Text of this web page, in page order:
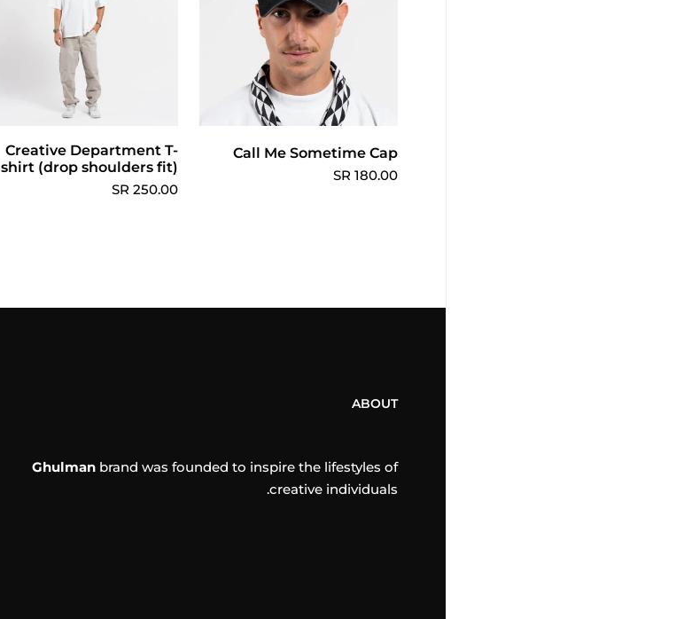
إضافة إلى عربة التسوق
Call Me Sometime Cap
180.00 SR
Creative Department T-
shirt (drop shoulders fit)
250.00 SR
ABOUT
Ghulman brand was founded to inspire the lifestyles of
creative individuals.